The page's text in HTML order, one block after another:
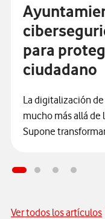
para
ciudadano
La digitalización
mucho más allá
Supone
ciberseguridad
Ver todos los artículos